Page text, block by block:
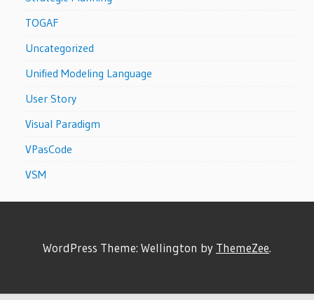
TOGAF
Uncategorized
Unified Modeling Language
User Story
Visual Paradigm
VPasCode
VSM
WordPress Theme: Wellington by ThemeZee.